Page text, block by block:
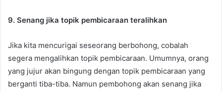
9. Senang jika topik pembicaraan teralihkan
Jika kita mencurigai seseorang berbohong, cobalah
segera mengalihkan topik pembicaraan. Umumnya, orang
yang jujur akan bingung dengan topik pembicaraan yang
berganti tiba-tiba. Namun pembohong akan senang jika